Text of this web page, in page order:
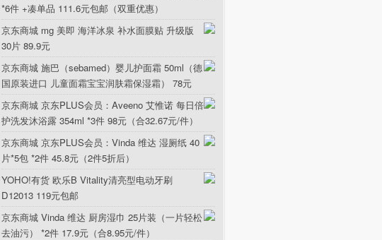
*6件 +凑单品 111.6元包邮（双重优惠）
京东商城 mg 美即 海洋冰泉 补水面膜贴 升级版
30片 89.9元
京东商城 施巴（sebamed）婴儿护面霜 50ml（德
国原装进口 儿童面霜宝宝润肤霜保湿霜） 78元
京东商城 京东PLUS会员：Aveeno 艾惟诺 每日倍
护洗发沐浴露 354ml *3件 98元（合32.67元/件）
京东商城 京东PLUS会员：Vinda 维达 湿厕纸 40
片*5包 *2件 45.8元（2件5折后）
YOHO!有货 欧乐B Vitality清亮型电动牙刷
D12013 119元包邮
京东商城 Vinda 维达 厨房湿巾 25片装（一片轻松
去油污） *2件 17.9元（合8.95元/件）